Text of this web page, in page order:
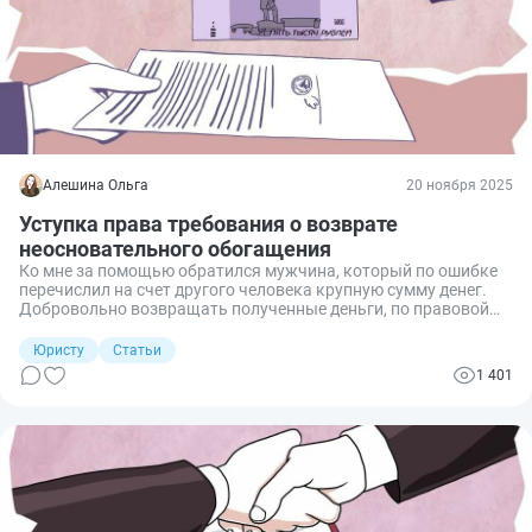
Алешина Ольга 20 ноября 2025
Уступка права требования о возврате
неосновательного обогащения
Ко мне за помощью обратился мужчина, который по ошибке
перечислил на счет другого человека крупную сумму денег.
Добровольно возвращать полученные деньги, по правовой
получатель отказался, остался один выход — произвести
взыскание в судебном порядке. Но обратившийся клиент в
ближайшее время собирался выехать на постоянное
процессами, даже через их ведение представителем, ему не
хотелось. Я посоветовала ему оформить уступку права
требований (цессию) неосновательного обогащения.
Разберем, как в таких случаях заключить договор цессии и
уступить права требования.
Юристу
Статьи
1 401